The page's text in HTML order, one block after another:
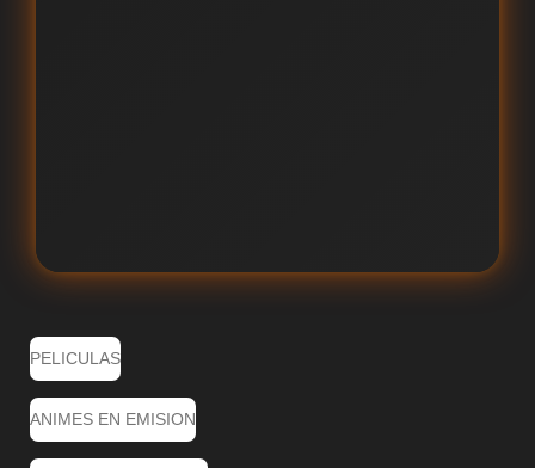
PELICULAS
ANIMES EN EMISION